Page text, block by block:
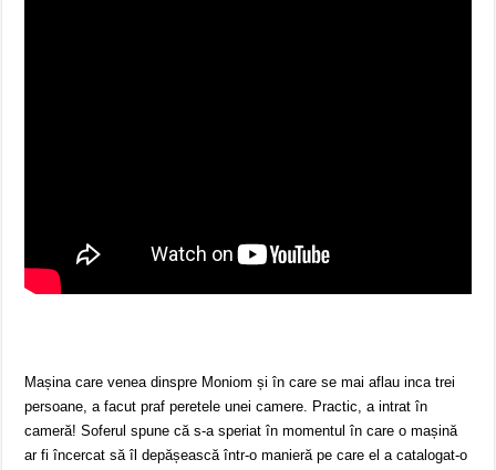
Mașina care venea dinspre Moniom și în care se mai aflau inca trei
persoane, a facut praf peretele unei camere. Practic, a intrat în
cameră! Soferul spune că s-a speriat în momentul în care o mașină
ar fi încercat să îl depășească într-o manieră pe care el a catalogat-o